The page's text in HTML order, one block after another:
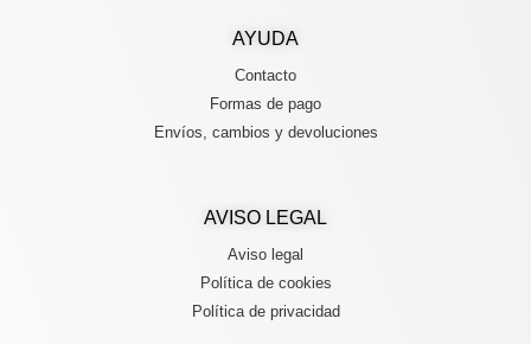
AVISO LEGAL
Aviso legal
Política de cookies
Política de privacidad
AYUDA
Contacto
Formas de pago
Envíos, cambios y devoluciones